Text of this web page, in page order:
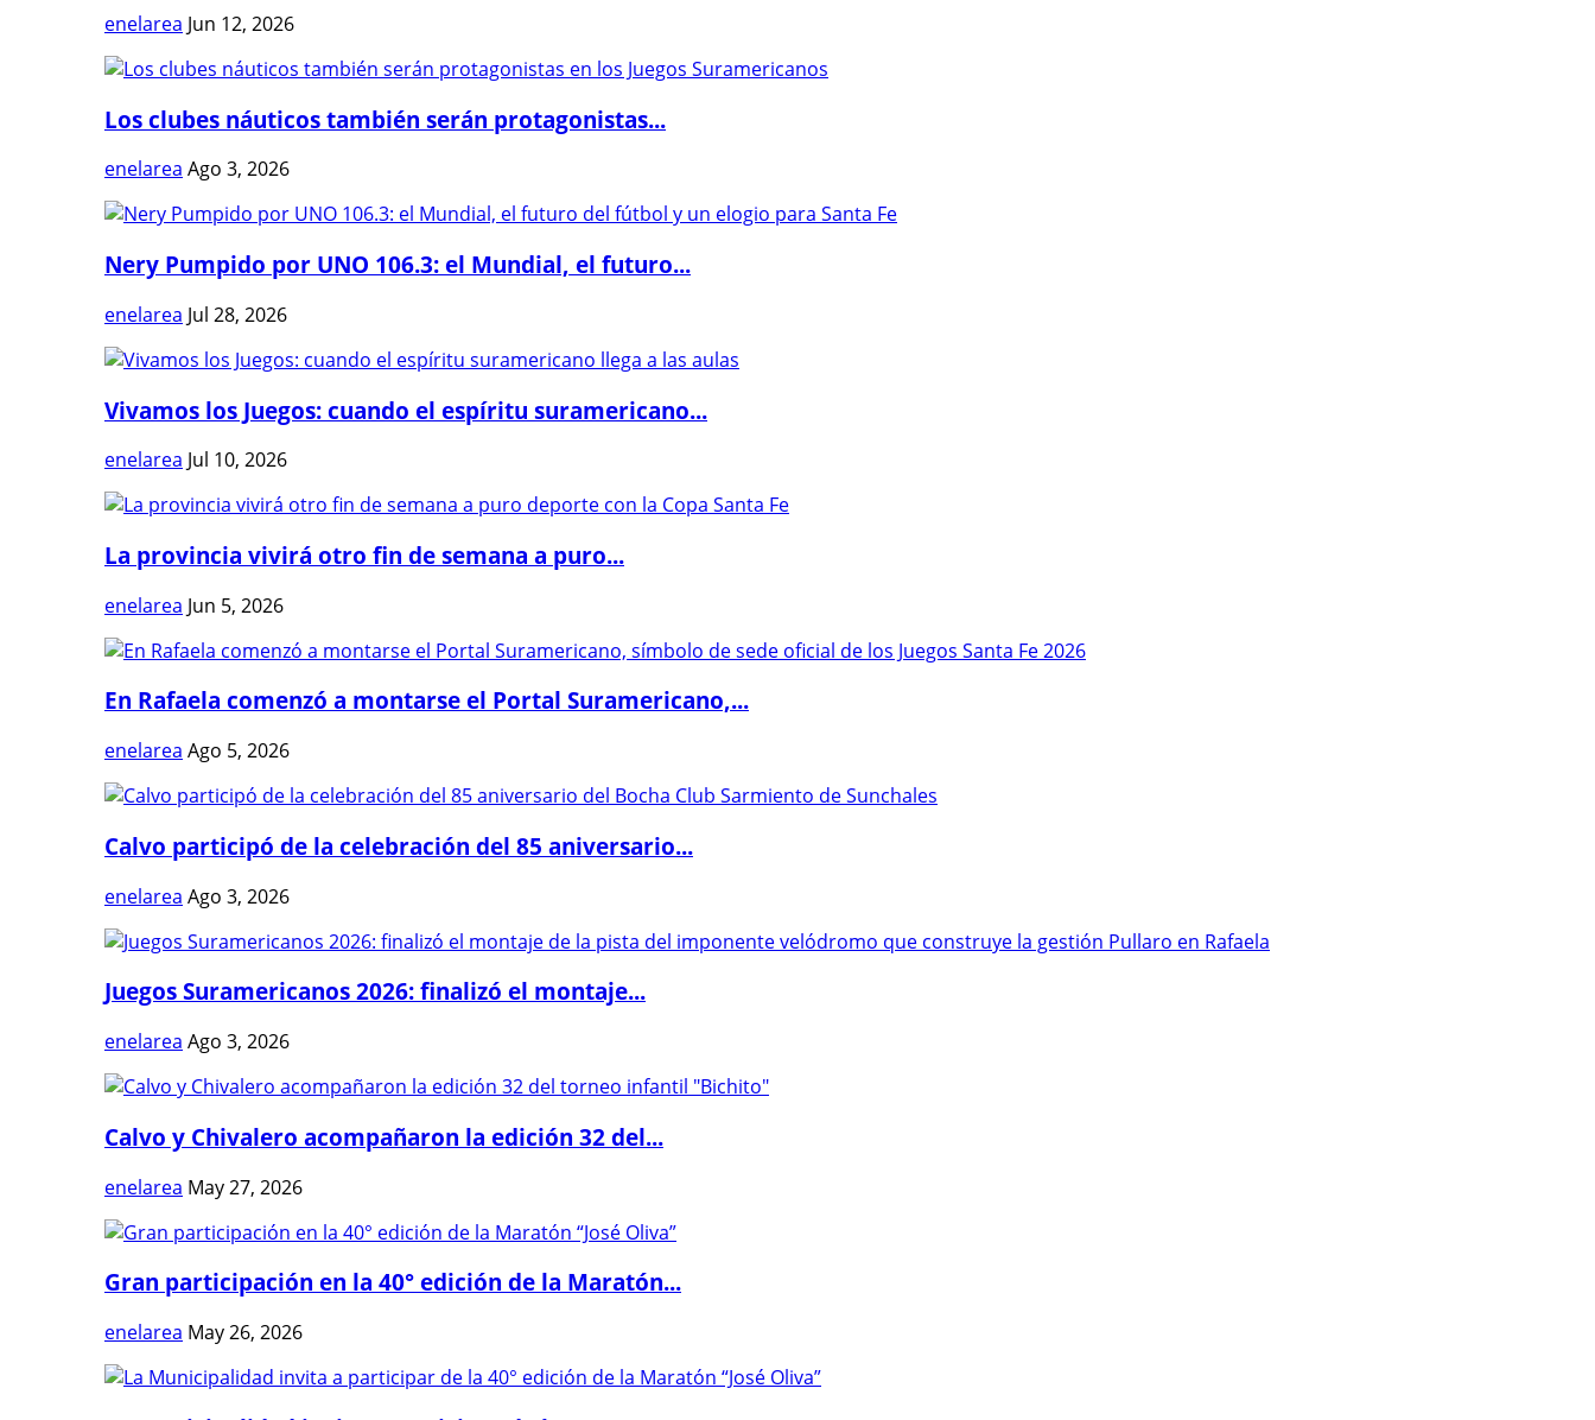
enelarea Jun 12, 2026
Los clubes náuticos también serán protagonistas...
enelarea Ago 3, 2026
Nery Pumpido por UNO 106.3: el Mundial, el futuro...
enelarea Jul 28, 2026
Vivamos los Juegos: cuando el espíritu suramericano...
enelarea Jul 10, 2026
La provincia vivirá otro fin de semana a puro...
enelarea Jun 5, 2026
En Rafaela comenzó a montarse el Portal Suramericano,...
enelarea Ago 5, 2026
Calvo participó de la celebración del 85 aniversario...
enelarea Ago 3, 2026
Juegos Suramericanos 2026: finalizó el montaje...
enelarea Ago 3, 2026
Calvo y Chivalero acompañaron la edición 32 del...
enelarea May 27, 2026
Gran participación en la 40° edición de la Maratón...
enelarea May 26, 2026